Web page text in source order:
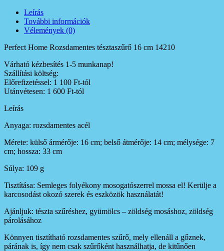
Leírás
További információk
Vélemények (0)
Perfect Home Rozsdamentes tésztaszűrő 16 cm 14210
Várható kézbesítés 1-5 munkanap!
Szállítási költség:
Előrefizetéssel: 1 100 Ft-tól
Utánvétesen: 1 600 Ft-tól
Leírás
Anyaga: rozsdamentes acél
Mérete: külső ármérője: 16 cm; belső átmérője: 14 cm; mélysége: 7
cm; hossza: 33 cm
Súlya: 109 g
Tisztítása: Semleges folyékony mosogatószerrel mossa el! Kerülje a
karcosodást okozó szerek és eszközök használatát!
Ajánljuk: tészta szűréshez, gyümölcs – zöldség mosáshoz, zöldség
párolásához
Könnyen tisztítható rozsdamentes szűrő, mely ellenáll a gőznek,
párának is, így nem csak szűrőként használhatja, de kitűnően